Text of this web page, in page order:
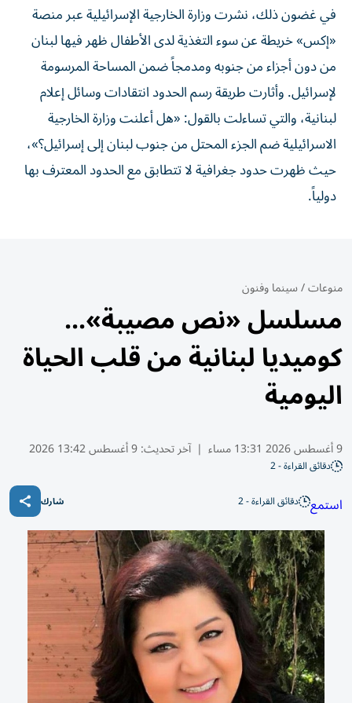
في غضون ذلك، نشرت وزارة الخارجية الإسرائيلية عبر منصة
«إكس» خريطة عن سوء التغذية لدى الأطفال ظهر فيها لبنان
من دون أجزاء من جنوبه ومدمجاً ضمن المساحة المرسومة
لإسرائيل. وأثارت طريقة رسم الحدود انتقادات وسائل إعلام
لبنانية، والتي تساءلت بالقول: «هل أعلنت وزارة الخارجية
الاسرائيلية ضم الجزء المحتل من جنوب لبنان إلى إسرائيل؟»،
حيث ظهرت حدود جغرافية لا تتطابق مع الحدود المعترف بها
دولياً.
منوعات/سينما وفنون
مسلسل «نص مصيبة»...
كوميديا لبنانية من قلب الحياة
اليومية
9 أغسطس 2026 13:31 مساء | آخر تحديث:9 أغسطس 13:42 2026
دقائق القراءة - 2
استمع دقائق القراءة - 2 شارك